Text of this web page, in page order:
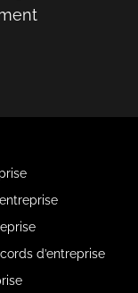
d’entreprise